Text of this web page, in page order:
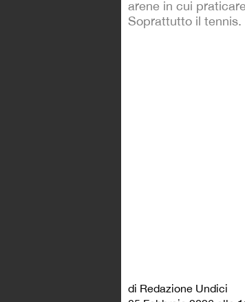
arene in cui
Soprattutto il tennis.
di Redazione Undici